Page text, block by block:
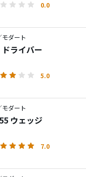
0.0
ダート
ライバー
5.0
ダート
ウェッジ
7.0